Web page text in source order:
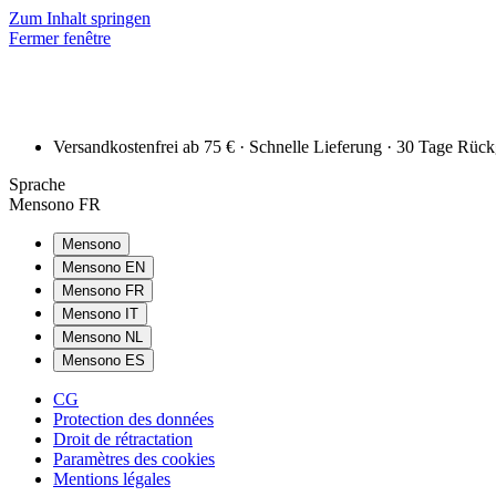
Zum Inhalt springen
Fermer fenêtre
Versandkostenfrei ab 75 € · Schnelle Lieferung · 30 Tage
Sprache
Mensono FR
Mensono
Mensono EN
Mensono FR
Mensono IT
Mensono NL
Mensono ES
CG
Protection des données
Droit de rétractation
Paramètres des cookies
Mentions légales